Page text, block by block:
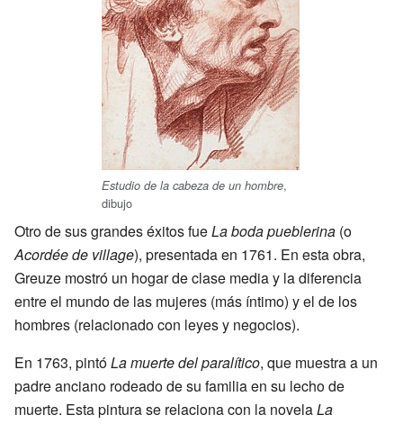
Estudio de la cabeza de un hombre,
dibujo
Otro de sus grandes éxitos fueLa boda pueblerina (o
Acordée de village), presentada en 1761. En esta obra,
Greuze mostró un hogar de clase media y la diferencia
entre el mundo de las mujeres (más íntimo) y el de los
hombres (relacionado con leyes y negocios).
En 1763, pintóLa muerte del paralítico, que muestra a un
padre anciano rodeado de su familia en su lecho de
muerte. Esta pintura se relaciona con la novelaLa